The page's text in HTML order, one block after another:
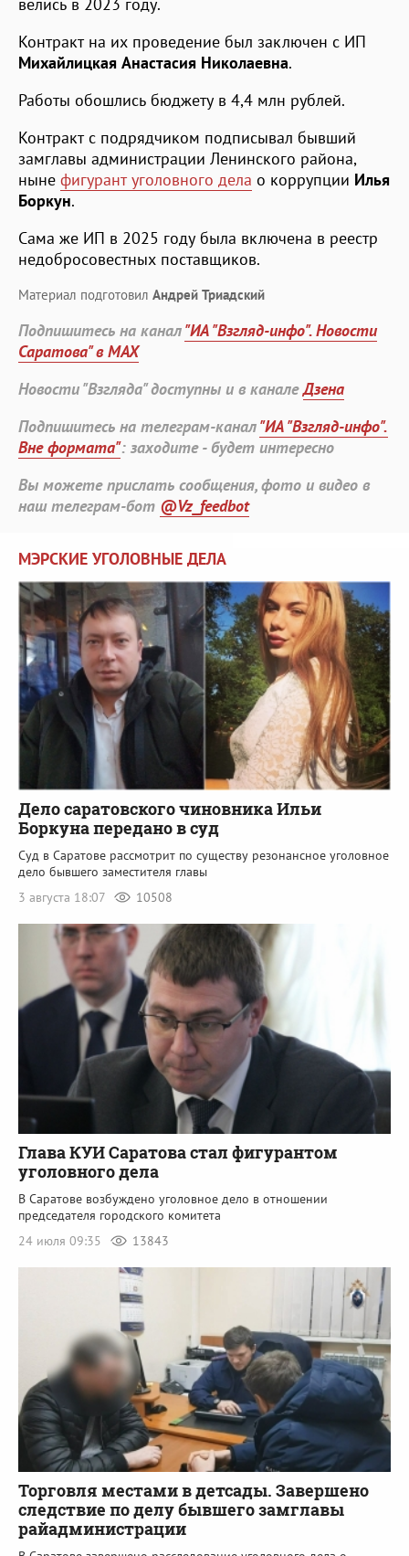
Контракт на их проведение был заключен с ИП
Михайлицкая Анастасия Николаевна.
Работы обошлись бюджету в 4,4 млн рублей.
Контракт с подрядчиком подписывал бывший
замглавы администрации Ленинского района,
ныне фигурант уголовного дела о коррупции Илья
Боркун.
Сама же ИП в 2025 году была включена в реестр
недобросовестных поставщиков.
Материал подготовил Андрей Триадский
Подпишитесь на канал"ИА "Взгляд-инфо". Новости
Саратова" в MAX
Новости "Взгляда" доступны и в каналеДзена
Подпишитесь на телеграм-канал"ИА "Взгляд-инфо".
Вне формата": заходите - будет интересно
Вы можете прислать сообщения, фото и видео в
наш телеграм-бот @Vz_feedbot
МЭРСКИЕ УГОЛОВНЫЕ ДЕЛА
Дело саратовского чиновника Ильи
Боркуна передано в суд
Суд в Саратове рассмотрит по существу резонансное уголовное
дело бывшего заместителя главы
3 августа 18:07
10508
Глава КУИ Саратова стал фигурантом
уголовного дела
В Саратове возбуждено уголовное дело в отношении
председателя городского комитета
24 июля 09:35
13843
Торговля местами в детсады. Завершено
следствие по делу бывшего замглавы
райадминистрации